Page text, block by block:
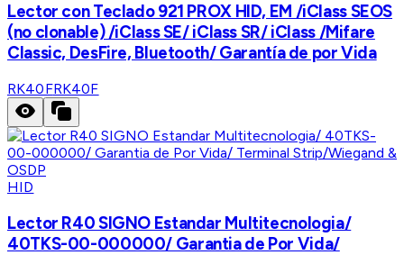
Lector con Teclado 921 PROX HID, EM /iClass SEOS
(no clonable) /iClass SE/ iClass SR/ iClass /Mifare
Classic, DesFire, Bluetooth/ Garantía de por Vida
RK40FRK40F
HID
Lector R40 SIGNO Estandar Multitecnologia/
40TKS-00-000000/ Garantia de Por Vida/